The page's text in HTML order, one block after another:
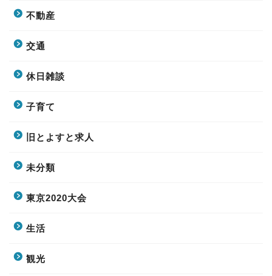
不動産
交通
休日雑談
子育て
旧とよすと求人
未分類
東京2020大会
生活
観光